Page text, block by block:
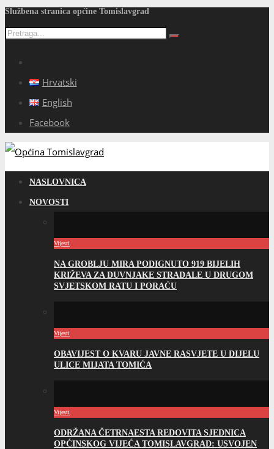
Službena stranica općine Tomislavgrad
Hrvatski
English
Facebook
NASLOVNICA
NOVOSTI
Vijesti
NA GROBLJU MIRA PODIGNUTO 919 BIJELIH
KRIŽEVA ZA DUVNJAKE STRADALE U DRUGOM
SVJETSKOM RATU I PORAĆU
Vijesti
OBAVIJEST O KVARU JAVNE RASVJETE U DIJELU
ULICE MIJATA TOMIĆA
Vijesti
ODRŽANA ČETRNAESTA REDOVITA SJEDNICA
OPĆINSKOG VIJEĆA TOMISLAVGRAD: USVOJEN